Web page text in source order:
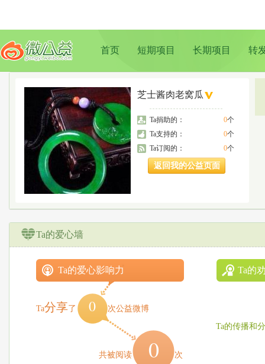
首页 短期项目 长期项目 转
芝士酱肉老窝瓜
0个
Ta捐助的：
0个
Ta支持的：
0个
Ta订阅的：
返回我的公益页面
Ta的爱心墙
Ta的爱心影响力
Ta分享了 0 次公益微博
共被阅读 0 次
Ta的
Ta的传播和